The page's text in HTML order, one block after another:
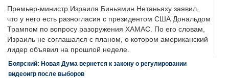
Премьер-министр Израиля Биньямин Нетаньяху заявил,
что у него есть разногласия с президентом США Дональдом
Трампом по вопросу разоружения ХАМАС. По его словам,
Израиль не соглашался с планом, о котором американский
лидер объявил на прошлой неделе.
Боярский: Новая Дума вернется к закону о регулировании
видеоигр после выборов